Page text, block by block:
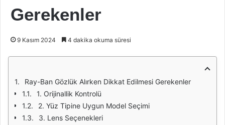
Gerekenler
9 Kasım 2024 4 dakika okuma süresi
Ray-Ban Gözlük Alırken Dikkat Edilmesi Gerekenler
1. Orijinallik Kontrolü
2. Yüz Tipine Uygun Model Seçimi
3. Lens Seçenekleri